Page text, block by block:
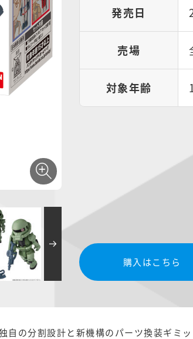
発売日
売場
対象年齢
購入はこちら
の分割設計と新機構のパーツ換装ギミ